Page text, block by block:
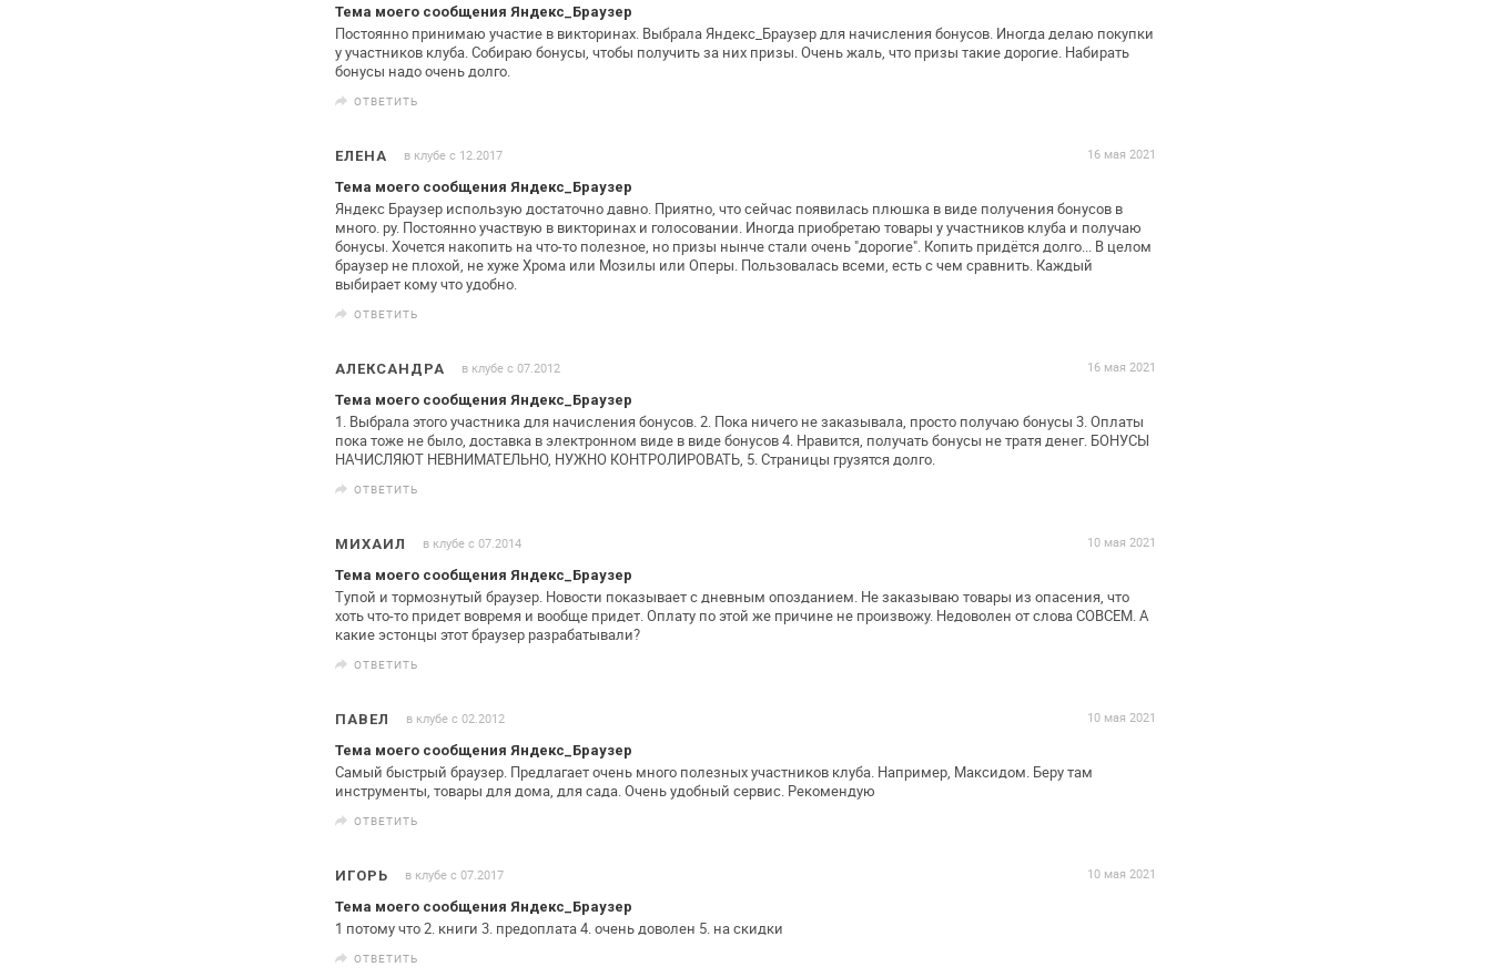
Тема моего сообщения Яндекс_Браузер
Постоянно принимаю участие в викторинах. ВыбралаЯндекс_Браузер для начисления бонусов. Иногда делаю покупки
у участников клуба. Собираю бонусы, чтобы получить за них призы. Очень жаль, что призы такие дорогие. Набирать
бонусы надо очень долго.
ОТВЕТИТЬ
ЕЛЕНА в клубе с 12.2017
16 мая 2021
Тема моего сообщения Яндекс_Браузер
Яндекс Браузер использую достаточно давно. Приятно, чтосейчас появилась плюшка в виде получения бонусов в
много. ру. Постоянно участвую в викторинах и голосовании. Иногда приобретаю товары у участников клуба и получаю
бонусы.Хочется накопить на что-то полезное, но призы нынче стали очень "дорогие". Копить придётся долго... В целом
браузер не плохой, не хуже Хрома или Мозилы или Оперы. Пользовалась всеми, есть с чем сравнить. Каждый
выбирает кому что удобно.
ОТВЕТИТЬ
АЛЕКСАНДРА в клубе с 07.2012
16 мая 2021
Тема моего сообщения Яндекс_Браузер
1. Выбрала этого участника для начисления бонусов. 2. Пока ничего не заказывала, просто получаю бонусы 3. Оплаты
покатоже не было, доставка в электронном виде в виде бонусов 4. Нравится, получать бонусы не тратя денег. БОНУСЫ
НАЧИСЛЯЮТ НЕВНИМАТЕЛЬНО, НУЖНО КОНТРОЛИРОВАТЬ, 5. Страницы грузятсядолго.
ОТВЕТИТЬ
МИХАИЛ в клубе с 07.2014
10 мая 2021
Тема моего сообщения Яндекс_Браузер
Тупой и тормознутый браузер. Новости показывает с дневным опозданием. Не заказываю товары из опасения, что
хоть что-то придет вовремя и вообще придет. Оплату по этой же причине не произвожу. Недоволен от слова СОВСЕМ. А
какие эстонцы этотбраузер разрабатывали?
ОТВЕТИТЬ
ПАВЕЛ в клубе с 02.2012
10 мая 2021
Тема моего сообщения Яндекс_Браузер
Самый быстрый браузер. Предлагает очень много полезныхучастников клуба. Например, Максидом. Беру там
инструменты, товары для дома, для сада. Очень удобный сервис. Рекомендую
ОТВЕТИТЬ
ИГОРЬ в клубе с 07.2017
10 мая 2021
Тема моего сообщения Яндекс_Браузер
1 потому что2. книги 3. предоплата4. очень доволен 5. на скидки
ОТВЕТИТЬ